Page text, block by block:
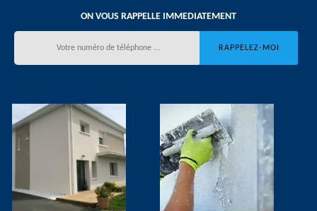
ON VOUS RAPPELLE IMMEDIATEMENT